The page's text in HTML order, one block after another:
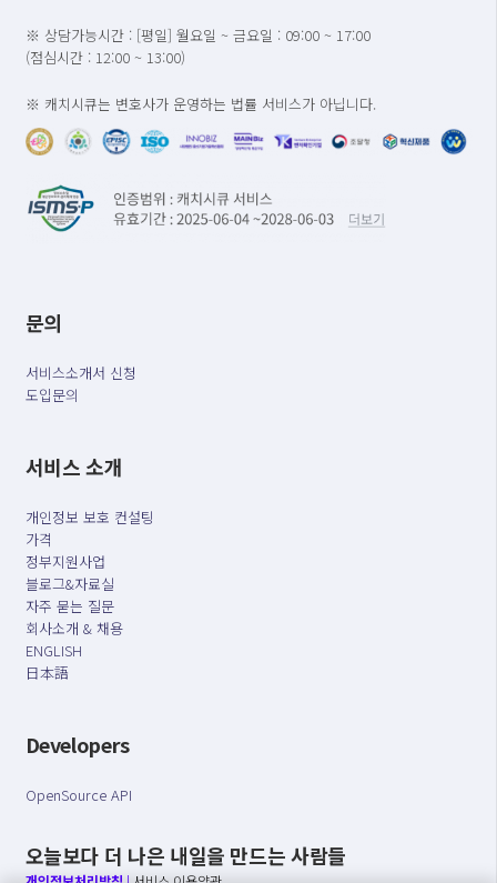
※ 상담가능시간 : [평일] 월요일 ~ 금요일 : 09:00 ~ 17:00
(점심시간 : 12:00 ~ 13:00)
※ 캐치시큐는 변호사가 운영하는 법률 서비스가 아닙니다.
문의
서비스소개서 신청
도입문의
서비스 소개
개인정보 보호 컨설팅
가격
정부지원사업
블로그&자료실
자주 묻는 질문
회사소개 & 채용
ENGLISH
日本語
Developers
OpenSource API
오늘보다 더 나은 내일을 만드는 사람들